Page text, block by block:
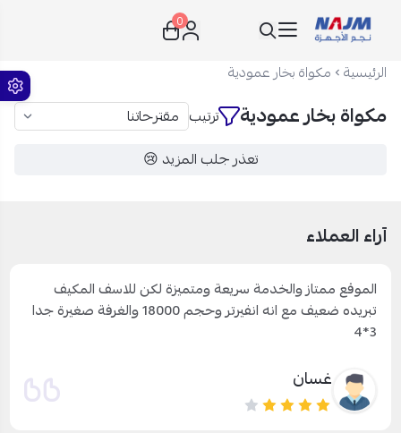
نجم الأجهزة
0
الرئيسية مكواة بخار عمودية
مكواة بخار عمودية
ترتيب
تعذر جلب المزيد 😢
آراء العملاء
الموقع ممتاز والخدمة سريعة ومتميزة لكن للاسف المكيف
تبريده ضعيف مع انه انفيرتر وحجم 18000 والغرفة صغيرة جدا
3*4
غسان